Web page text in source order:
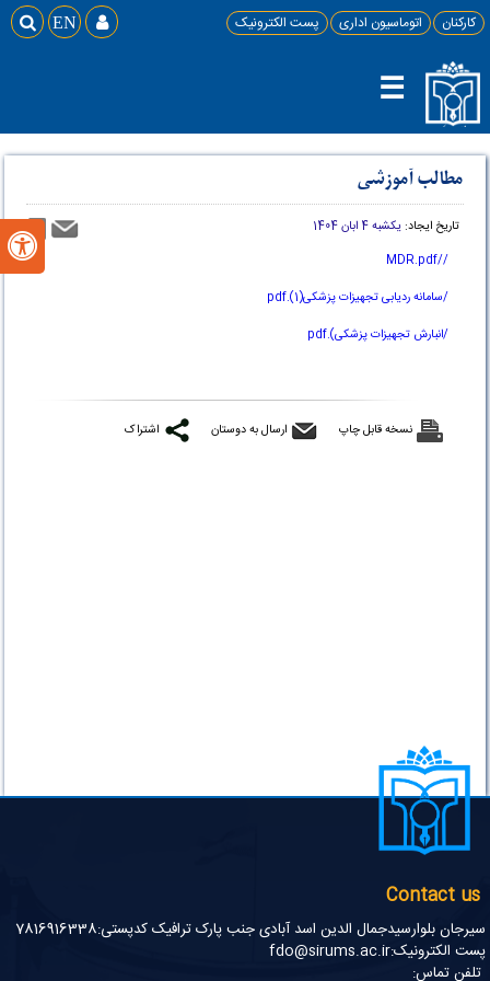
کارکنان اتوماسیون اداری پست الکترونیک  EN 
☰
مطالب آموزشی
تاریخ ایجاد:یکشبه 4 ابان 1404
//MDR.pdf
/سامانه ردیابی تجهیزات پزشکی(1).pdf
/انبارش تجهیزات پزشکی).pdf
نسخه قابل چاپ ارسال به دوستان اشتراک
Contact us
سیرجان بلوارسیدجمال الدین اسد آبادی جنب پارک ترافیک کدپستی:7816916338
پست الکترونیک:fdo@sirums.ac.ir
تلفن تماس:
